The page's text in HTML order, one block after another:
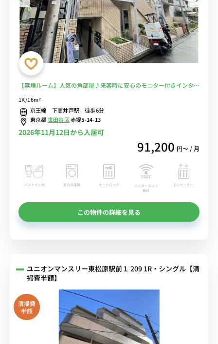
【禁煙ルーム】人気の角部屋♪来客時に安心のモニター付きインター
部屋/日本大学文理学部や明治大学和泉キャンパスまで徒歩通学■選
べるWi-Fi格安レンタル中！
1K/16m²
京王線 下高井戸駅 徒歩6分
東京都世田谷区赤堤5-14-13
2026年11月12日から入居可
91,200 円〜 / 月
バストイレ別 室内洗濯機 オートロック
インターネット
無料
エレベーター
この物件の詳細を見る
ユニオンマンスリー東松原駅前１ 209 1R・シングル【清
掃費半額】
清掃費
半額